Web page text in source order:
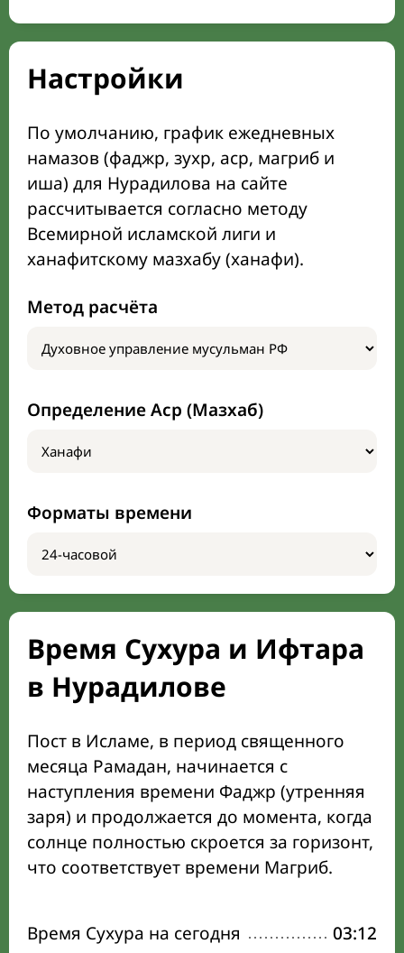
Настройки
По умолчанию, график ежедневных
намазов (фаджр, зухр, аср, магриб и
иша) для Нурадилова на сайте
рассчитывается согласно методу
Всемирной исламской лиги и
ханафитскому мазхабу (ханафи).
Метод расчёта
Определение Аср (Мазхаб)
Форматы времени
Время Сухура и Ифтара
в Нурадилове
Пост в Исламе, в период священного
месяца Рамадан, начинается с
наступления времени Фаджр (утренняя
заря) и продолжается до момента, когда
солнце полностью скроется за горизонт,
что соответствует времени Магриб.
Время Сухура на сегодня 03:12